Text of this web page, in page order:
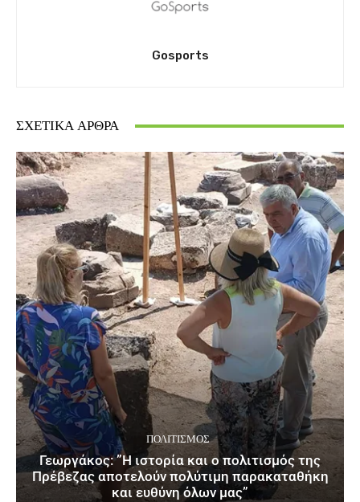
Gosports
ΣΧΕΤΙΚΆ ΆΡΘΡΑ
ΠΟΛΙΤΙΣΜΌΣ
Γεωργάκος: ”Η ιστορία και ο πολιτισμός της
Πρέβεζας αποτελούν πολύτιμη παρακαταθήκη
και ευθύνη όλων μας”